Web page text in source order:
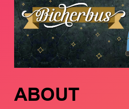
ABOUT